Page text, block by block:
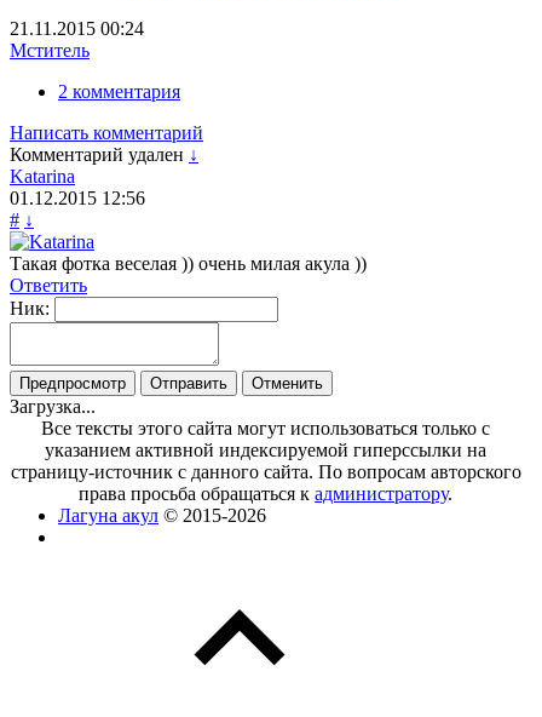
21.11.2015 00:24
Мститель
2 комментария
Написать комментарий
Комментарий удален ↓
Katarina
01.12.2015 12:56
# ↓
Такая фотка веселая )) очень милая акула ))
Ответить
Ник:
Загрузка...
Все тексты этого сайта могут использоваться только с
указанием активной индексируемой гиперссылки на
страницу-источник с данного сайта. По вопросам авторского
права просьба обращаться кадминистратору.
Лагуна акул © 2015-2026